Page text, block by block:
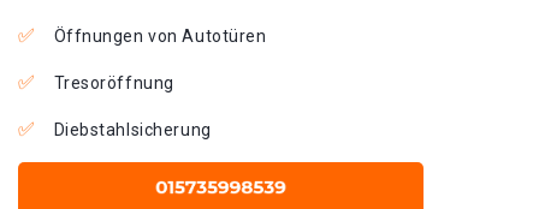
Öffnungen von Autotüren
Tresoröffnung
Diebstahlsicherung